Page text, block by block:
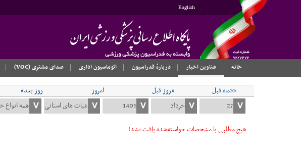
English
خانه
عناوین اخبار دربارهٔ فدراسیون اتوماسیون اداری صدای مشتری (VOC)
««ماه قبل «روز قبل امروز روز بعد»
هیچ مطلبی با مشخصات خواسته‌شده یافت نشد!